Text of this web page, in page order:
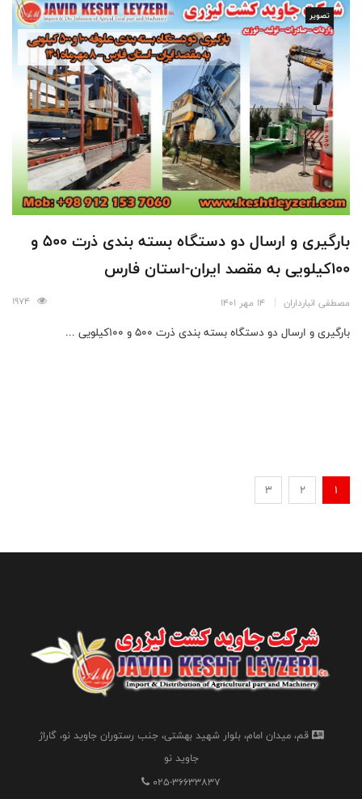
تصویر
بارگیری و ارسال دو دستگاه بسته بندی ذرت 500 و
100کیلویی به مقصد ایران-استان فارس
مصطفی انبارداران 14 مهر 1401
بارگیری و ارسال دو دستگاه بسته بندی ذرت 500 و 100کیلویی ...
1
2
3
قم، میدان امام، بلوار شهید بهشتی، جنب رستوران جاوید نو، گاراژ
جاوید نو
025-36633837